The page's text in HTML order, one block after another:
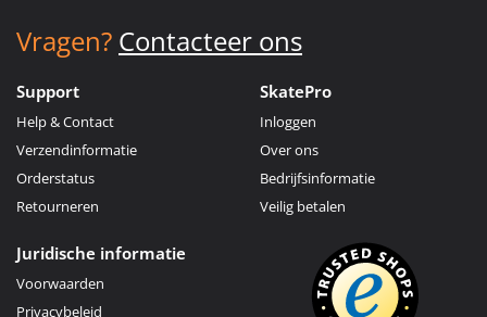
Vragen? Contacteer ons
Support
Help & Contact
Verzendinformatie
Orderstatus
Retourneren
SkatePro
Inloggen
Over ons
Bedrijfsinformatie
Veilig betalen
Juridische informatie
Voorwaarden
Privacybeleid